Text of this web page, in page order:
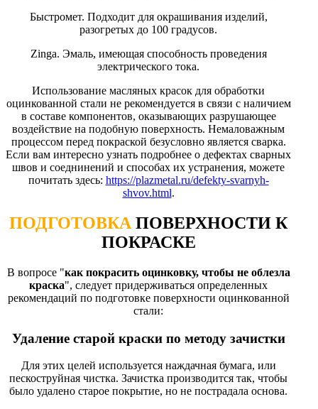
Быстромет. Подходит для окрашивания изделий,
разогретых до 100 градусов.
Zinga. Эмаль, имеющая способность проведения
электрического тока.
Использование масляных красок для обработки
оцинкованной стали не рекомендуется в связи с наличием
в составе компонентов, оказывающих разрушающее
воздействие на подобную поверхность. Немаловажным
процессом перед покраской безусловно является сварка.
Если вам интересно узнать подробнее о дефектах сварных
швов и соеднинений и способах их устранения, можете
почитать здесь: https://plazmetal.ru/defekty-svarnyh-
shvov.html.
ПОДГОТОВКА ПОВЕРХНОСТИ К
ПОКРАСКЕ
В вопросе "как покрасить оцинковку, чтобы не облезла
краска", следует придерживаться определенных
рекомендаций по подготовке поверхности оцинкованной
стали:
Удаление старой краски по методу зачистки
Для этих целей используется наждачная бумага, или
пескоструйная чистка. Зачистка производится так, чтобы
было удалено старое покрытие, но не пострадала основа.